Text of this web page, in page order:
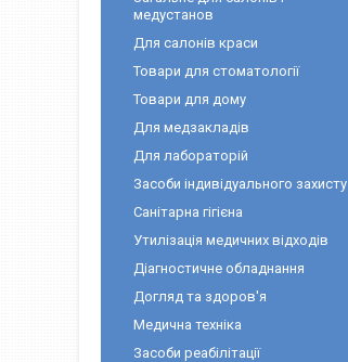
медустанов
Для салонів краси
Товари для стоматології
Товари для дому
Для медзакладів
Для лабораторій
Засоби індивідуального захисту
Санітарна гігієна
Утилізація медичних відходів
Діагностичне обладнання
Догляд та здоров'я
Медична техніка
Засоби реабілітації